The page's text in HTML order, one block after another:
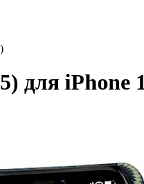
для iPhone